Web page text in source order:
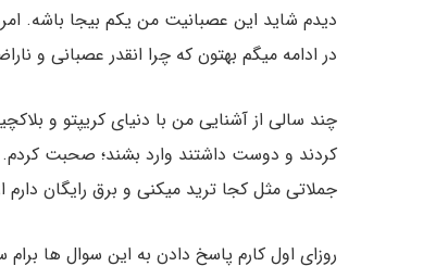
دیدم شاید این عصبانیت من یکم بیجا باشه.
در ادامه میگم بهتون که چرا انقدر عصبانی و
چند سالی از آشنایی من با دنیای کریپتو و
کردند و دوست داشتند وارد بشند؛ صحبت کردم.
جملاتی مثل کجا ترید میکنی و برق رایگان
روزای اول کارم پاسخ دادن به این سوال ها